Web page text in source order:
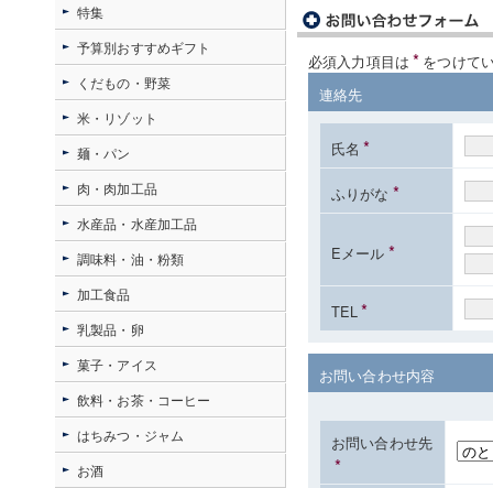
必須入力項目は * をつけて
連絡先
氏名 *
ふりがな *
Eメール *
TEL*
お問い合わせ内容
お問い合わせ先
*
特集
予算別おすすめギフト
くだもの・野菜
米・リゾット
麺・パン
肉・肉加工品
水産品・水産加工品
調味料・油・粉類
加工食品
乳製品・卵
菓子・アイス
飲料・お茶・コーヒー
はちみつ・ジャム
お酒